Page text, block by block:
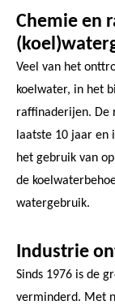
Chemie en
Veel van het
koelwater, in het
raffinaderijen. De
laatste 10 jaar en
het gebruik van
de
watergebruik.
Industrie
Sinds 1976 is de
verminderd. Met